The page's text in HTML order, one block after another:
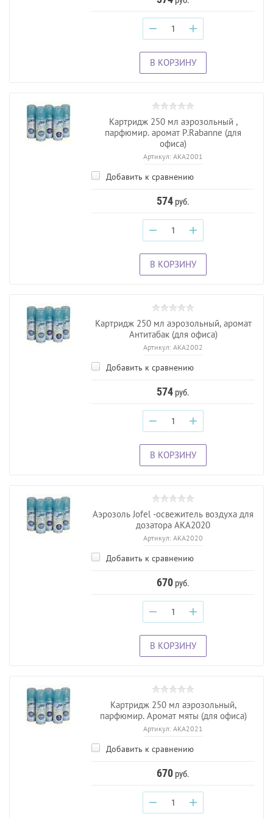
− +
В КОРЗИНУ
Картридж 250 мл аэрозольный ,
парфюмир. аромат P.Rabanne (для
офиса)
Артикул: AKA2001
Добавить к сравнению
574 руб.
− +
В КОРЗИНУ
Картридж 250 мл аэрозольный, аромат
Антитабак (для офиса)
Артикул: AKA2002
Добавить к сравнению
574 руб.
− +
В КОРЗИНУ
Аэрозоль Jofel -освежитель воздуха для
дозатора AKA2020
Артикул: AKA2020
Добавить к сравнению
670 руб.
− +
В КОРЗИНУ
Картридж 250 мл аэрозольный,
парфюмир. Аромат мяты (для офиса)
Артикул: AKA2021
Добавить к сравнению
670 руб.
− +